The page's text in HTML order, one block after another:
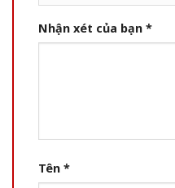
Nhận xét của bạn *
Tên *